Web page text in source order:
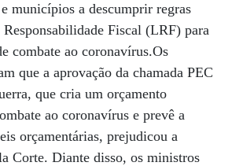
municípios a descumprir regras
Fiscal (LRF) para
combate ao coronavírus.Os
que a aprovação da chamada PEC
que cria um orçamento
ao coronavírus e prevê a
orçamentárias, prejudicou a
Corte. Diante disso, os ministros